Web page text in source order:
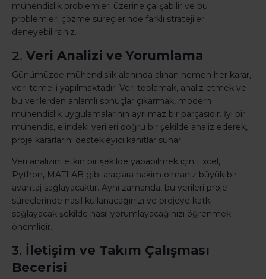
mühendislik problemleri üzerine çalışabilir ve bu
problemleri çözme süreçlerinde farklı stratejiler
deneyebilirsiniz.
2. Veri Analizi ve Yorumlama
Günümüzde mühendislik alanında alınan hemen her karar,
veri temelli yapılmaktadır. Veri toplamak, analiz etmek ve
bu verilerden anlamlı sonuçlar çıkarmak, modern
mühendislik uygulamalarının ayrılmaz bir parçasıdır. İyi bir
mühendis, elindeki verileri doğru bir şekilde analiz ederek,
proje kararlarını destekleyici kanıtlar sunar.
Veri analizini etkin bir şekilde yapabilmek için Excel,
Python, MATLAB gibi araçlara hakim olmanız büyük bir
avantaj sağlayacaktır. Aynı zamanda, bu verileri proje
süreçlerinde nasıl kullanacağınızı ve projeye katkı
sağlayacak şekilde nasıl yorumlayacağınızı öğrenmek
önemlidir.
3. İletişim ve Takım Çalışması
Becerisi